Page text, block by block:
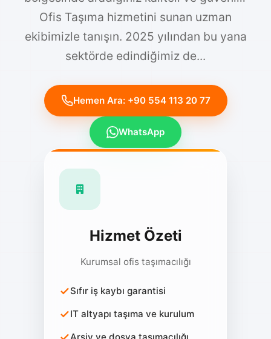
Ofis Taşıma hizmetini sunan uzman
ekibimizle tanışın. 2025 yılından bu yana
sektörde edindiğimiz de...
Hizmet Özeti
Kurumsal ofis taşımacılığı
Sıfır iş kaybı garantisi
IT altyapı taşıma ve kurulum